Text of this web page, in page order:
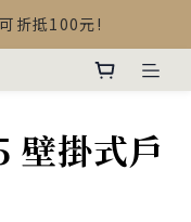
配件調整說明
折抵100元!
配件調整說明
壁掛式戶